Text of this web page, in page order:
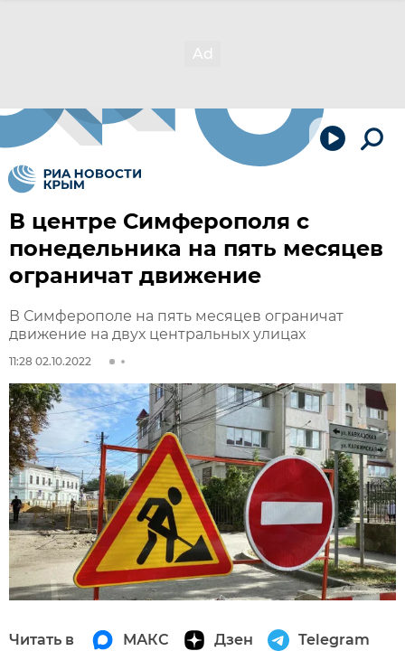
В центре Симферополя с
понедельника на пять месяцев
ограничат движение
В Симферополе на пять месяцев ограничат
движение на двух центральных улицах
11:28 02.10.2022
Читать в МАКС Дзен Telegram